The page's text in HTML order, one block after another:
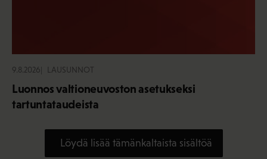
9.8.2026 LAUSUNNOT
Luonnos valtioneuvoston asetukseksi
tartuntataudeista
Löydä lisää tämänkaltaista sisältöä